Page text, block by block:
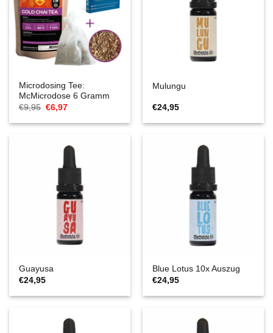
Microdosing Tee:
McMicrodose 6 Gramm
€9,95 Ursprünglicher
Preis
war:
€6,97Aktueller
ist:
Mulungu
€24,95
Guayusa
€24,95
Blue Lotus 10x Auszug
€24,95